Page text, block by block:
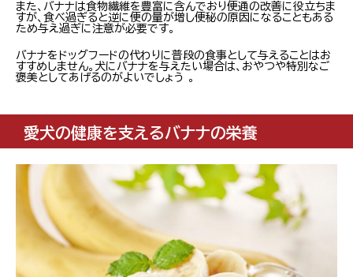
また、バナナは食物繊維を豊富に含んでおり便通の改善に役立ちま
すが、食べ過ぎると逆に便の量が増し便秘の原因になることもある
ため与え過ぎに注意が必要です。
バナナをドッグフードの代わりに普段の食事として与えることはお
すすめしません。犬にバナナを与えたい場合は、おやつや特別なご
褒美としてあげるのがよいでしょう 。
愛犬の健康を支えるバナナの栄養